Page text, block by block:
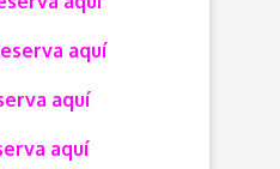
aquí
aquí
aquí